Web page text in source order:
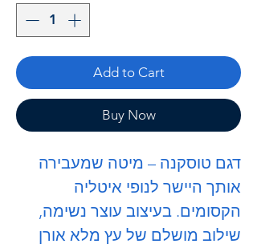
Add to Cart
Buy Now
דגם טוסקנה – מיטה שמעבירה
אותך היישר לנופי איטליה
הקסומים. בעיצוב עוצר נשימה,
שילוב מושלם של עץ מלא אורן